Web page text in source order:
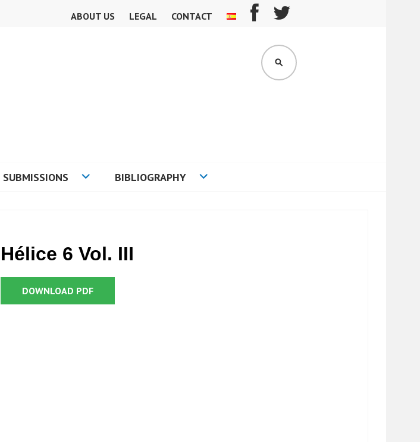
ABOUT US LEGAL CONTACT
SEARCH
SUBMISSIONS BIBLIOGRAPHY
Hélice 6 Vol. III
DOWNLOAD PDF